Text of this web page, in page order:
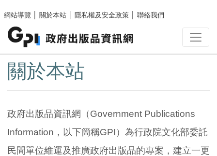
網站導覽
關於本站 隱私權及安全政策 聯絡我們
:::
關於本站
政府出版品資訊網（Government Publications
Information，以下簡稱GPI）為行政院文化部委託
民間單位維運及推廣政府出版品的專案，建立一更